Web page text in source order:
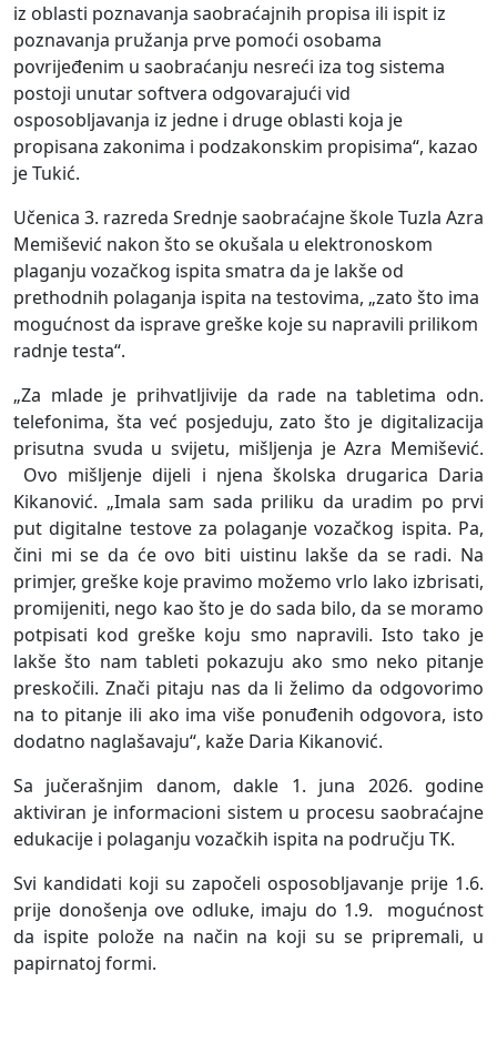
iz oblasti poznavanja saobraćajnih propisa ili ispit iz
poznavanja pružanja prve pomoći osobama
povrijeđenim u saobraćanju nesreći iza tog sistema
postoji unutar softvera odgovarajući vid
osposobljavanja iz jedne i druge oblasti koja je
propisana zakonima i podzakonskim propisima“, kazao
je Tukić.
Učenica 3. razreda Srednje saobraćajne škole Tuzla Azra
Memišević nakon što se okušala u elektronoskom
plaganju vozačkog ispita smatra da je lakše od
prethodnih polaganja ispita na testovima, „zato što ima
mogućnost da isprave greške koje su napravili prilikom
radnje testa“.
„Za mlade je prihvatljivije da rade na tabletima odn.
telefonima, šta već posjeduju, zato što je digitalizacija
prisutna svuda u svijetu, mišljenja je Azra Memišević.
Ovo mišljenje dijeli i njena školska drugarica Daria
Kikanović. „Imala sam sada priliku da uradim po prvi
put digitalne testove za polaganje vozačkog ispita. Pa,
čini mi se da će ovo biti uistinu lakše da se radi. Na
primjer, greške koje pravimo možemo vrlo lako izbrisati,
promijeniti, nego kao što je do sada bilo, da se moramo
potpisati kod greške koju smo napravili. Isto tako je
lakše što nam tableti pokazuju ako smo neko pitanje
preskočili. Znači pitaju nas da li želimo da odgovorimo
na to pitanje ili ako ima više ponuđenih odgovora, isto
dodatno naglašavaju“, kaže Daria Kikanović.
Sa jučerašnjim danom, dakle 1. juna 2026. godine
aktiviran je informacioni sistem u procesu saobraćajne
edukacije i polaganju vozačkih ispita na području TK.
Svi kandidati koji su započeli osposobljavanje prije 1.6.
prije donošenja ove odluke, imaju do 1.9. mogućnost
da ispite polože na način na koji su se pripremali, u
papirnatoj formi.